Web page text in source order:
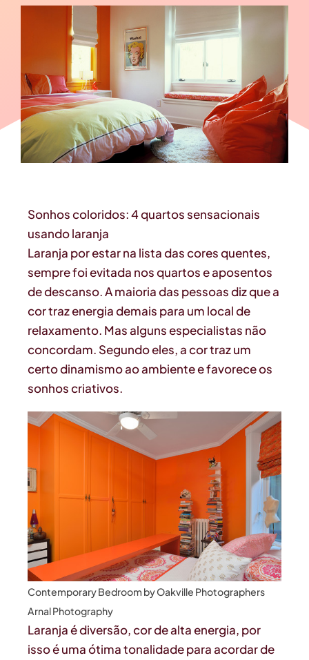
Sonhos coloridos: 4 quartos sensacionais
usando laranja
Laranja por estar na lista das cores quentes,
sempre foi evitada nos quartos e aposentos
de descanso. A maioria das pessoas diz que a
cor traz energia demais para um local de
relaxamento. Mas alguns especialistas não
concordam. Segundo eles, a cor traz um
certo dinamismo ao ambiente e favorece os
sonhos criativos.
Contemporary Bedroom byOakville Photographers
Arnal Photography
Laranja é diversão, cor de alta energia, por
isso é uma ótima tonalidade para acordar de